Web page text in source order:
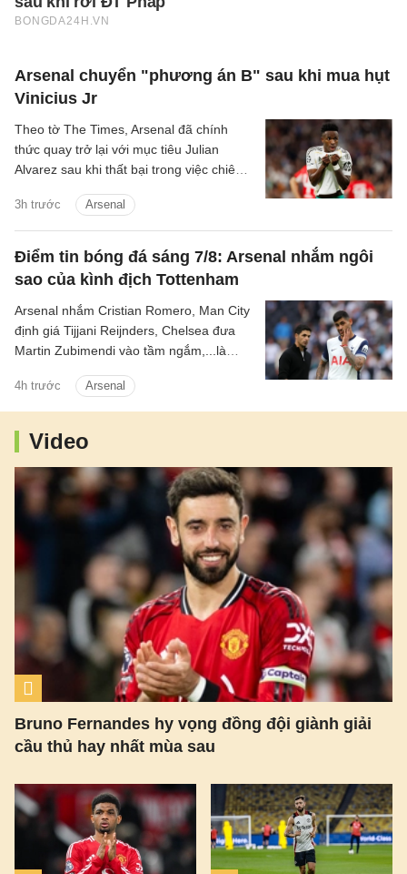
Arsenal chuyển "phương án B" sau khi mua hụt
Vinicius Jr
3h trước Arsenal
Theo tờ The Times, Arsenal đã chính
thức quay trở lại với mục tiêu Julian
Alvarez sau khi thất bại trong việc chiêu
Điểm tin bóng đá sáng 7/8: Arsenal nhắm ngôi
sao của kình địch Tottenham
4h trước Arsenal
Arsenal nhắm Cristian Romero, Man City
định giá Tijjani Reijnders, Chelsea đưa
Martin Zubimendi vào tầm ngắm,...là
tin bóng đá sáng 31/7.
Video
Bruno Fernandes hy vọng đồng đội giành giải
cầu thủ hay nhất mùa sau